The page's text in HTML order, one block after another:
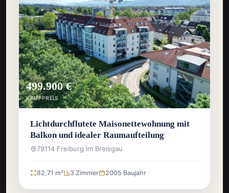
499.900 €
KAUFPREIS
Lichtdurchflutete Maisonettewohnung mit
Balkon und idealer Raumaufteilung
79114 Freiburg im Breisgau
82,71 m² 3 Zimmer 2005 Baujahr